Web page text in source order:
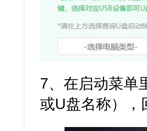
7、在启动菜单
或U盘名称），